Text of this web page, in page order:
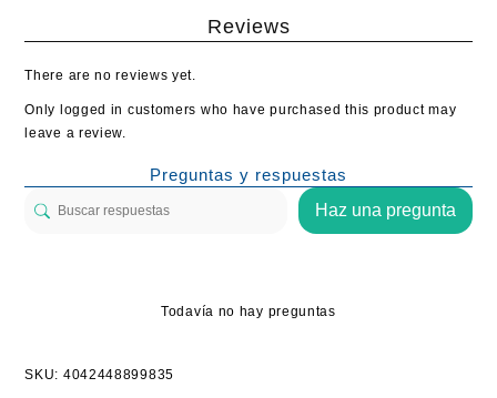
Reviews
There are no reviews yet.
Only logged in customers who have purchased this product may
leave a review.
Preguntas y respuestas
Haz una pregunta
Todavía no hay preguntas
SKU: 4042448899835